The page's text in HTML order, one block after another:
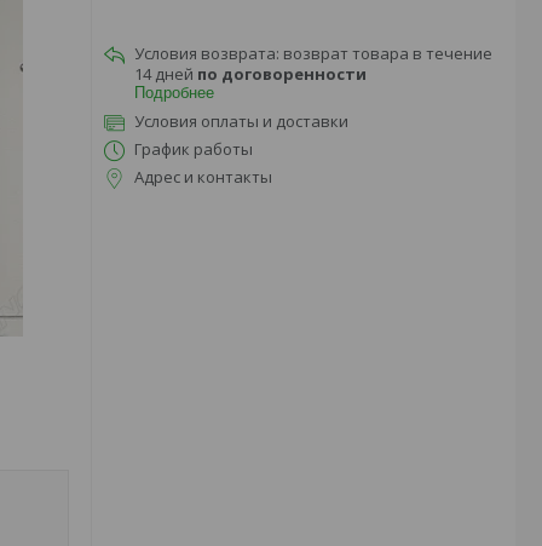
возврат товара в течение
14 дней по договоренности
Подробнее
Условия оплаты и доставки
График работы
Адрес и контакты